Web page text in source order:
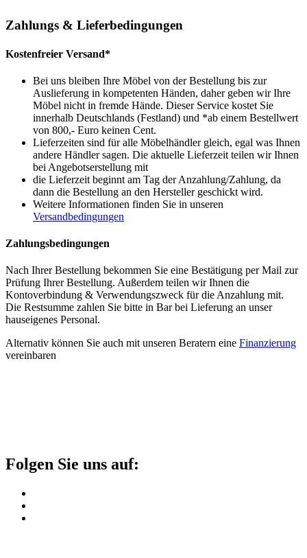
Zahlungs & Lieferbedingungen
Kostenfreier Versand*
Bei uns bleiben Ihre Möbel von der Bestellung bis zur
Auslieferung in kompetenten Händen, daher geben wir Ihre
Möbel nicht in fremde Hände. Dieser Service kostet Sie
innerhalb Deutschlands (Festland) und *ab einem Bestellwert
von 800,- Euro keinen Cent.
Lieferzeiten sind für alle Möbelhändler gleich, egal was Ihnen
andere Händler sagen. Die aktuelle Lieferzeit teilen wir Ihnen
bei Angebotserstellung mit
die Lieferzeit beginnt am Tag der Anzahlung/Zahlung, da
dann die Bestellung an den Hersteller geschickt wird.
Weitere Informationen finden Sie in unseren
Versandbedingungen
Zahlungsbedingungen
Nach Ihrer Bestellung bekommen Sie eine Bestätigung per Mail zur
Prüfung Ihrer Bestellung. Außerdem teilen wir Ihnen die
Kontoverbindung & Verwendungszweck für die Anzahlung mit.
Die Restsumme zahlen Sie bitte in Bar bei Lieferung an unser
hauseigenes Personal.
Alternativ können Sie auch mit unseren Beratern eine Finanzierung
vereinbaren
Folgen Sie uns auf: